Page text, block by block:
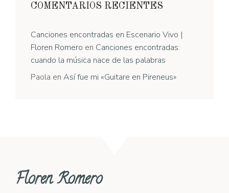
COMENTARIOS RECIENTES
Canciones encontradas en Escenario Vivo |
Floren Romero en Canciones encontradas:
cuando la música nace de las palabras
Paola en Así fue mi «Guitare en Pireneus»
Floren Romero